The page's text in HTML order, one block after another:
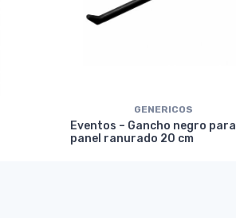
GENERICOS
Eventos – Gancho negro para
panel ranurado 20 cm